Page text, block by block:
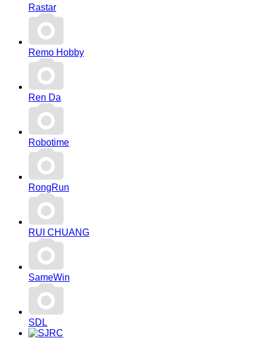
Rastar
Remo Hobby
Ren Da
Robotime
RongRun
RUI CHUANG
SameWin
SDL